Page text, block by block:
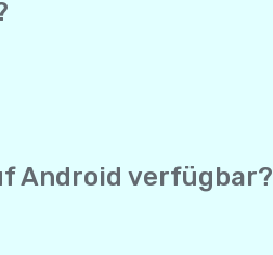
Android verfügbar?